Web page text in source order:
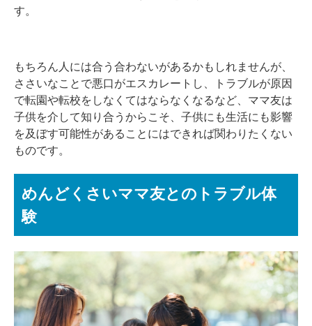
す。
もちろん人には合う合わないがあるかもしれませんが、
ささいなことで悪口がエスカレートし、トラブルが原因
で転園や転校をしなくてはならなくなるなど、ママ友は
子供を介して知り合うからこそ、子供にも生活にも影響
を及ぼす可能性があることにはできれば関わりたくない
ものです。
めんどくさいママ友とのトラブル体
験